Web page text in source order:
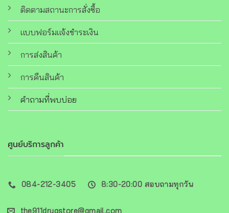
ติดตามสถานะการสั่งซื้อ
แบบฟอร์มแจ้งชำระเงิน
การส่งสินค้า
การคืนสินค้า
คำถามที่พบบ่อย
ศูนย์บริการลูกค้า
084-212-3405 8:30-20:00 สอบถามทุกวัน
the911drugstore@gmail.com